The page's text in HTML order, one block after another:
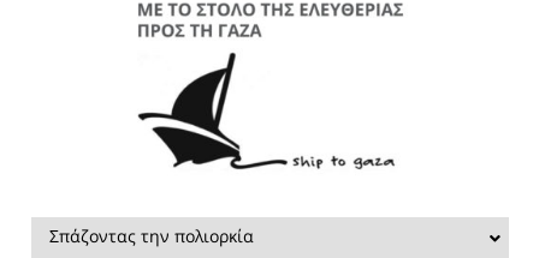
Σπάζοντας την πολιορκία